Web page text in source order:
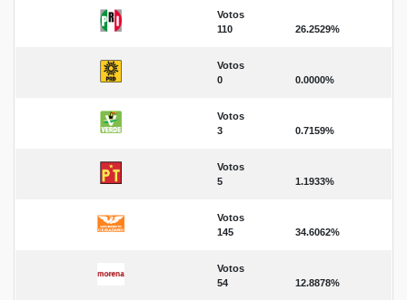
Votos
110
26.2529%
Votos
0
0.0000%
Votos
3
0.7159%
Votos
5
1.1933%
Votos
145
34.6062%
Votos
54
12.8878%